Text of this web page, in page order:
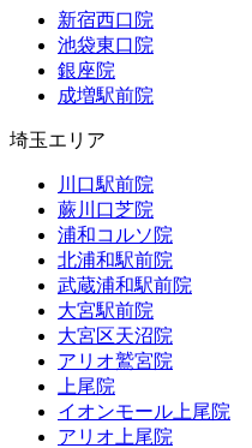
新宿西口院
池袋東口院
銀座院
成増駅前院
埼玉エリア
川口駅前院
蕨川口芝院
浦和コルソ院
北浦和駅前院
武蔵浦和駅前院
大宮駅前院
大宮区天沼院
アリオ鷲宮院
上尾院
イオンモール上尾院
アリオ上尾院